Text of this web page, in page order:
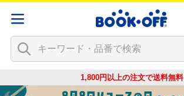
1,800円以上の注文で送料無料